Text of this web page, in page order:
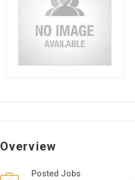
Overview
Posted Jobs